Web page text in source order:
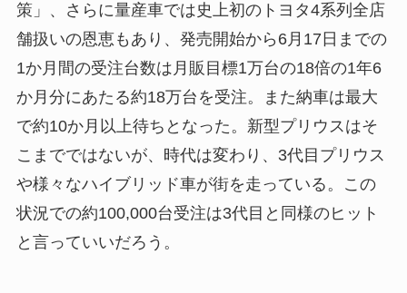
策」、さらに量産車では史上初のトヨタ4系列全店
舗扱いの恩恵もあり、発売開始から6月17日までの
1か月間の受注台数は月販目標1万台の18倍の1年6
か月分にあたる約18万台を受注。また納車は最大
で約10か月以上待ちとなった。新型プリウスはそ
こまでではないが、時代は変わり、3代目プリウス
や様々なハイブリッド車が街を走っている。この
状況での約100,000台受注は3代目と同様のヒット
と言っていいだろう。